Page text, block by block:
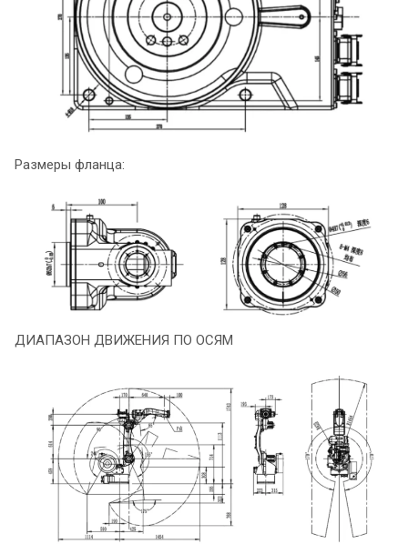
Размеры фланца:
ДИАПАЗОН ДВИЖЕНИЯ ПО ОСЯМ